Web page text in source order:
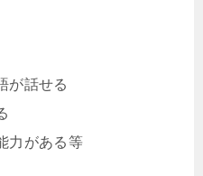
が話せる
力がある等